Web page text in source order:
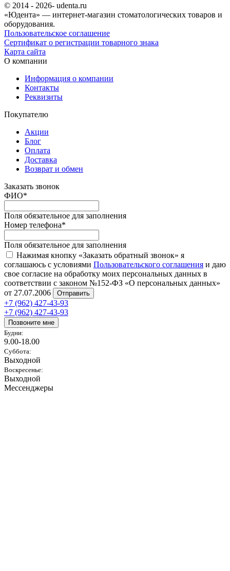
© 2014 - 2026- udenta.ru
«Юдента» — интернет-магазин стоматологических товаров и
оборудования.
Пользовательское соглашение
Сертификат о регистрации товарного знака
Карта сайта
О компании
Информация о компании
Контакты
Реквизиты
Покупателю
Акции
Блог
Оплата
Доставка
Возврат и обмен
Заказать звонок
ФИО*
Поля обязательное для заполнения
Номер телефона*
Поля обязательное для заполнения
Нажимая кнопку «Заказать обратный звонок» я
соглашаюсь с условиями Пользовательского соглашения и даю
свое согласие на обработку моих персональных данных в
соответствии с законом №152-ФЗ «О персональных данных»
от 27.07.2006
Отправить
+7 (962) 427-43-93
+7 (962) 427-43-93
Позвоните мне
Будни:
9.00-18.00
Суббота:
Выходной
Воскресенье:
Выходной
Мессенджеры